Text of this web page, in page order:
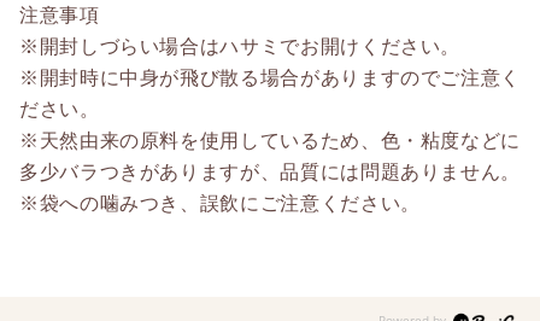
注意事項
※開封しづらい場合はハサミでお開けください。
※開封時に中身が飛び散る場合がありますのでご注意く
ださい。
※天然由来の原料を使用しているため、色・粘度などに
多少バラつきがありますが、品質には問題ありません。
※袋への噛みつき、誤飲にご注意ください。